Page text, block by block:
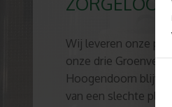
Wij leveren onze
onze drie
Hoogendoorn
van een slechte